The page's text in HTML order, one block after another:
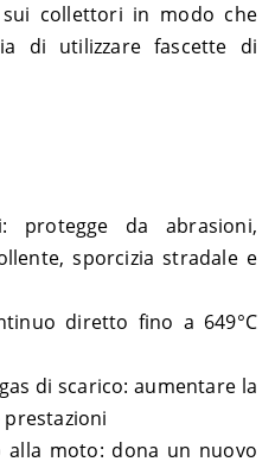
collettori in modo che
di utilizzare fascette di
protegge da abrasioni,
sporcizia stradale e
diretto fino a 649°C
di scarico: aumentare la
moto: dona un nuovo